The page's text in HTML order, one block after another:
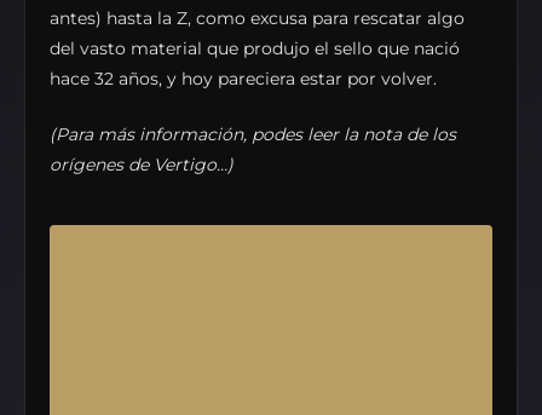
antes) hasta la Z, como excusa para rescatar algo
del vasto material que produjo el sello que nació
hace 32 años, y hoy pareciera estar por volver.
(Para más información, podes leer la nota de los
orígenes de Vertigo…)